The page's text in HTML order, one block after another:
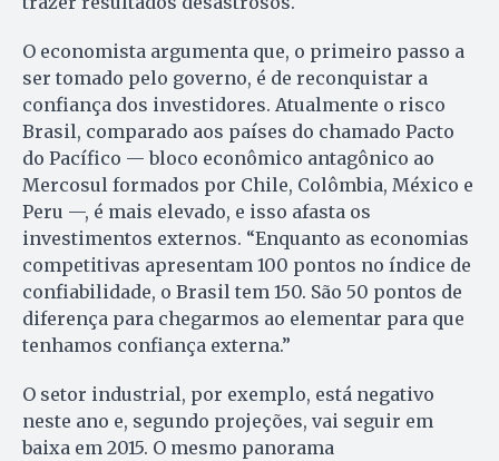
O economista argumenta que, o primeiro passo a
ser tomado pelo governo, é de reconquistar a
confiança dos investidores. Atualmente o risco
Brasil, comparado aos países do chamado Pacto
do Pacífico — bloco econômico antagônico ao
Mercosul formados por Chile, Colômbia, México e
Peru —, é mais elevado, e isso afasta os
investimentos externos. “Enquanto as economias
competitivas apresentam 100 pontos no índice de
confiabilidade, o Brasil tem 150. São 50 pontos de
diferença para chegarmos ao elementar para que
tenhamos confiança externa.”
O setor industrial, por exemplo, está negativo
neste ano e, segundo projeções, vai seguir em
baixa em 2015. O mesmo panorama